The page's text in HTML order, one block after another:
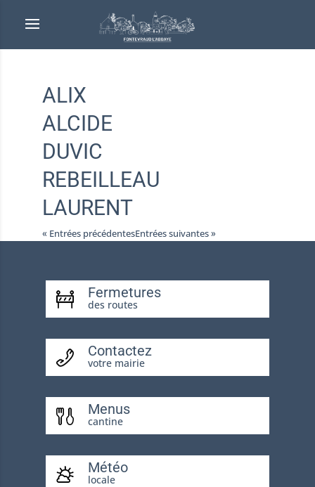
ALIX
ALCIDE
DUVIC
REBEILLEAU
LAURENT
« Entrées précédentesEntrées suivantes »
Fermetures
des routes
Contactez
votre mairie
Menus
cantine
Météo
locale